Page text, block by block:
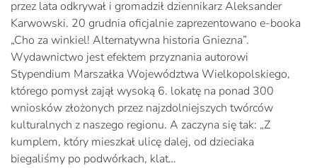
przez lata odkrywał i gromadził dziennikarz Aleksander
Karwowski. 20 grudnia oficjalnie zaprezentowano e-booka
„Cho za winkiel! Alternatywna historia Gniezna”.
Wydawnictwo jest efektem przyznania autorowi
Stypendium Marszałka Województwa Wielkopolskiego,
którego pomysł zajął wysoką 6. lokatę na ponad 300
wniosków złożonych przez najzdolniejszych twórców
kulturalnych z naszego regionu. A zaczyna się tak: „Z
kumplem, który mieszkał ulicę dalej, od dzieciaka
biegaliśmy po podwórkach, klat…